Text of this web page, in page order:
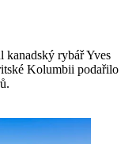
kanadský rybář Yves
Kolumbii podařilo